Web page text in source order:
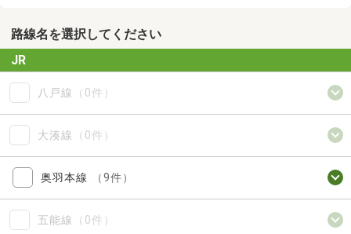
てくださいね。
路線名を選択してください
JR
八戸線 （0件）
大湊線 （0件）
奥羽本線 （9件）
五能線 （0件）